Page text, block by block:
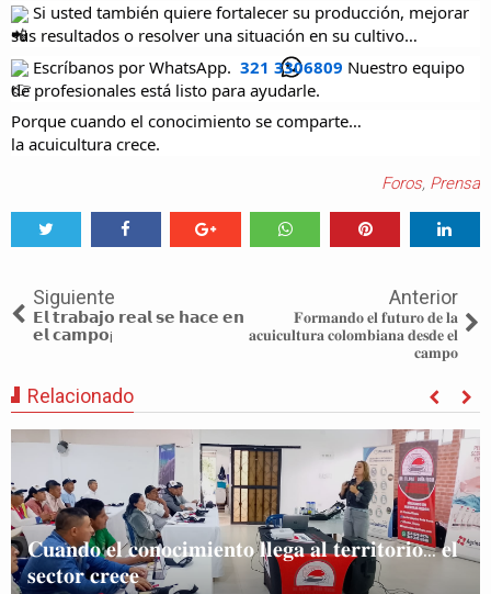
Si usted también quiere fortalecer su producción, mejorar
sus resultados o resolver una situación en su cultivo…
Escríbanos por WhatsApp. 321 3306809 Nuestro equipo
de profesionales está listo para ayudarle.
Porque cuando el conocimiento se comparte…
la acuicultura crece.
Foros, Prensa
Siguiente
𝗘𝗹 𝘁𝗿𝗮𝗯𝗮𝗷𝗼 𝗿𝗲𝗮𝗹 𝘀𝗲 𝗵𝗮𝗰𝗲 𝗲𝗻
𝗲𝗹 𝗰𝗮𝗺𝗽𝗼¡
Anterior
𝐅𝐨𝐫𝐦𝐚𝐧𝐝𝐨 𝐞𝐥 𝐟𝐮𝐭𝐮𝐫𝐨 𝐝𝐞 𝐥𝐚
𝐚𝐜𝐮𝐢𝐜𝐮𝐥𝐭𝐮𝐫𝐚 𝐜𝐨𝐥𝐨𝐦𝐛𝐢𝐚𝐧𝐚 𝐝𝐞𝐬𝐝𝐞 𝐞𝐥
𝐜𝐚𝐦𝐩𝐨
Relacionado
𝐂𝐮𝐚𝐧𝐝𝐨 𝐞𝐥 𝐜𝐨𝐧𝐨𝐜𝐢𝐦𝐢𝐞𝐧𝐭𝐨 𝐥𝐥𝐞𝐠𝐚 𝐚𝐥 𝐭𝐞𝐫𝐫𝐢𝐭𝐨𝐫𝐢𝐨… 𝐞𝐥
𝐬𝐞𝐜𝐭𝐨𝐫 𝐜𝐫𝐞𝐜𝐞